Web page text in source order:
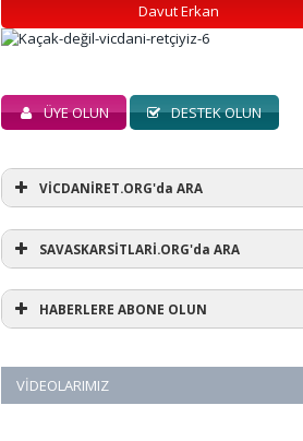
Davut Erkan
ÜYE OLUN DESTEK OLUN
VİCDANİRET.ORG'da ARA
SAVASKARSİTLARİ.ORG'da ARA
HABERLERE ABONE OLUN
VIDEOLARIMIZ